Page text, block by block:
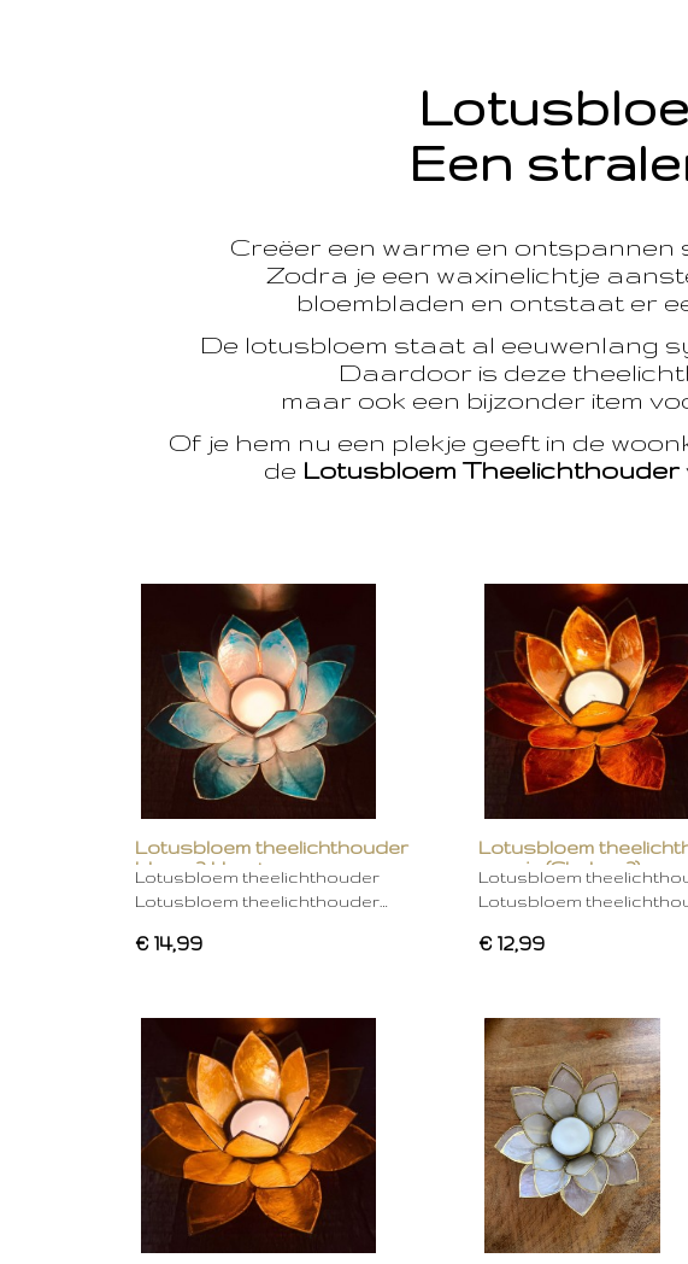
Een
Creëer een warme en ontspannen
Zodra je een waxinelichtje
bloembladen en ontstaat er
De lotusbloem staat al eeuwenlang
Daardoor is deze
maar ook een bijzonder item
Of je hem nu een plekje geeft in de
de Lotusbloem Theelichthouder
Lotusbloem theelichthouder
blauw 2 kleurig
Lotusbloem theelichthouder
Lotusbloem theelichthouder…
€ 14,99
Lotusbloem
oranje (Chakra 2)
Lotusbloem
Lotusbloem
€ 12,99